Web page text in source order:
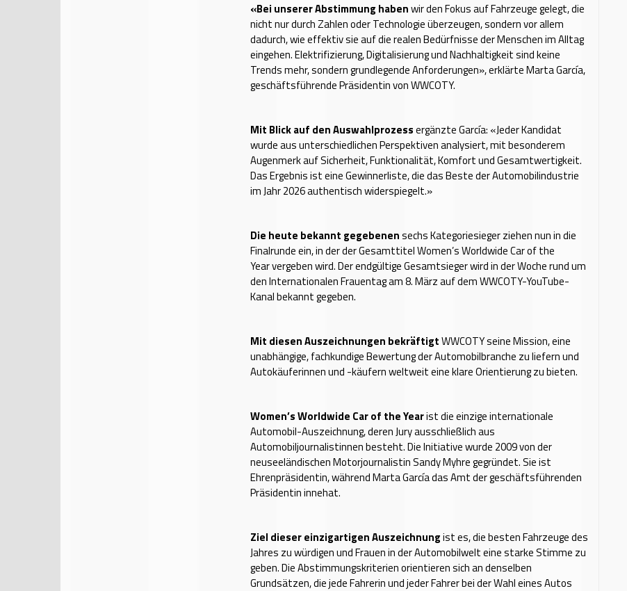
«Bei unserer Abstimmung habenwir den Fokus auf Fahrzeuge gelegt, die
nicht nur durch Zahlen oder Technologie überzeugen, sondern vor allem
dadurch, wie effektiv sie auf die realen Bedürfnisse der Menschen im Alltag
eingehen. Elektrifizierung, Digitalisierung und Nachhaltigkeit sind keine
Trends mehr, sondern grundlegende Anforderungen», erklärte Marta García,
geschäftsführende Präsidentin von WWCOTY.
Mit Blick auf den Auswahlprozessergänzte García: «Jeder Kandidat
wurde aus unterschiedlichen Perspektiven analysiert, mit besonderem
Augenmerk auf Sicherheit, Funktionalität, Komfort und Gesamtwertigkeit.
Das Ergebnis ist eine Gewinnerliste, die das Beste der Automobilindustrie
im Jahr 2026 authentisch widerspiegelt.»
Die heute bekannt gegebenensechs Kategoriesieger ziehen nun in die
Finalrunde ein, in der der Gesamttitel Women’s Worldwide Car of the
Year vergeben wird. Der endgültige Gesamtsieger wird in der Woche rund um
den Internationalen Frauentag am 8. März auf dem WWCOTY-YouTube-
Kanal bekannt gegeben.
Mit diesen Auszeichnungen bekräftigtWWCOTY seine Mission, eine
unabhängige, fachkundige Bewertung der Automobilbranche zu liefern und
Autokäuferinnen und -käufern weltweit eine klare Orientierung zu bieten.
Women’s Worldwide Car of the Yearist die einzige internationale
Automobil-Auszeichnung, deren Jury ausschließlich aus
Automobiljournalistinnen besteht. Die Initiative wurde 2009 von der
neuseeländischen Motorjournalistin Sandy Myhre gegründet. Sie ist
Ehrenpräsidentin, während Marta García das Amt der geschäftsführenden
Präsidentin innehat.
Ziel dieser einzigartigen Auszeichnungist es, die besten Fahrzeuge des
Jahres zu würdigen und Frauen in der Automobilwelt eine starke Stimme zu
geben. Die Abstimmungskriterien orientieren sich an denselben
Grundsätzen, die jede Fahrerin und jeder Fahrer bei der Wahl eines Autos